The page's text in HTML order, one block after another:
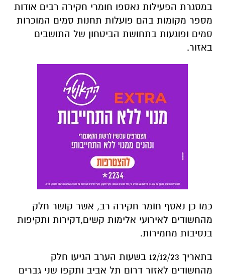
במסגרת הפעילות נאספו חומרי חקירה רבים אודות
מספר מקומות בהם פועלות תחנות סמים המוכרות
סמים ופוגעות בתחושת הביטחון של התושבים
באזור.
כמו כן נאסף חומר חקירה רב, אשר קושר חלק
מהחשודים לאירועי אלימות קשים,דקירות ותקיפות
בנסיבות מחמירות.
בתאריך 12/12/23 בשעות הערב הגיעו חלק
מהחשודים לאזור דרום תל אביב ותקפו שני גברים